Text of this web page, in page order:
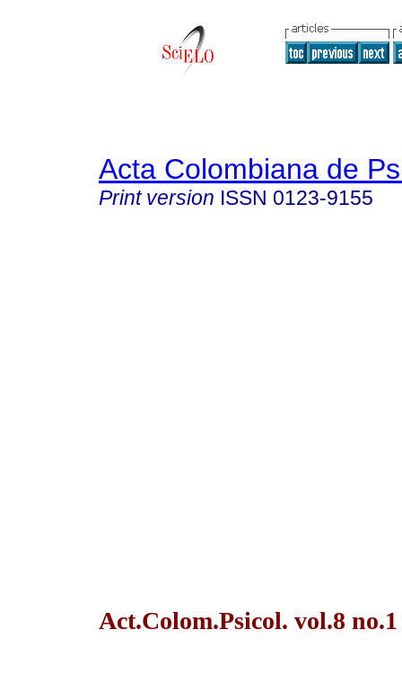
Acta Colombiana de
Print version ISSN 0123-9155
Act.Colom.Psicol. vol.8